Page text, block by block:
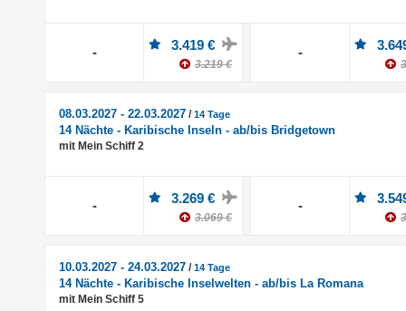
- 3.419 €
3.219 €
-
08.03.2027 - 22.03.2027 /14 Tage
14 Nächte - Karibische Inseln - ab/bis Bridgetown
mit Mein Schiff 2
- 3.269 €
3.069 €
-
10.03.2027 - 24.03.2027 /14 Tage
14 Nächte - Karibische Inselwelten - ab/bis La Romana
mit Mein Schiff 5